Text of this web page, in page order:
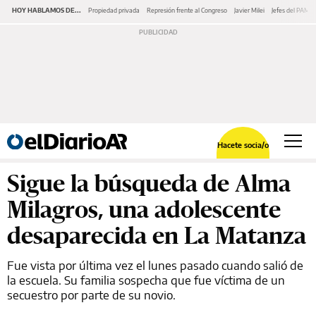
HOY HABLAMOS DE... Propiedad privada Represión frente al Congreso Javier Milei Jefes del PAMI
Hacete socia/o
Sigue la búsqueda de Alma
Milagros, una adolescente
desaparecida en La Matanza
Fue vista por última vez el lunes pasado cuando salió de
la escuela. Su familia sospecha que fue víctima de un
secuestro por parte de su novio.